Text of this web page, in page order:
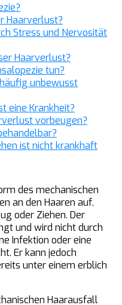
Haarverlust?
Stress und Nervosität
Haarverlust?
tun?
unbewusst
eine Krankheit?
vorbeugen?
ist nicht krankhaft
des mechanischen
an den Haaren auf.
oder Ziehen. Der
und wird nicht durch
Infektion oder eine
Er kann jedoch
unter einem erblich
Haarausfall